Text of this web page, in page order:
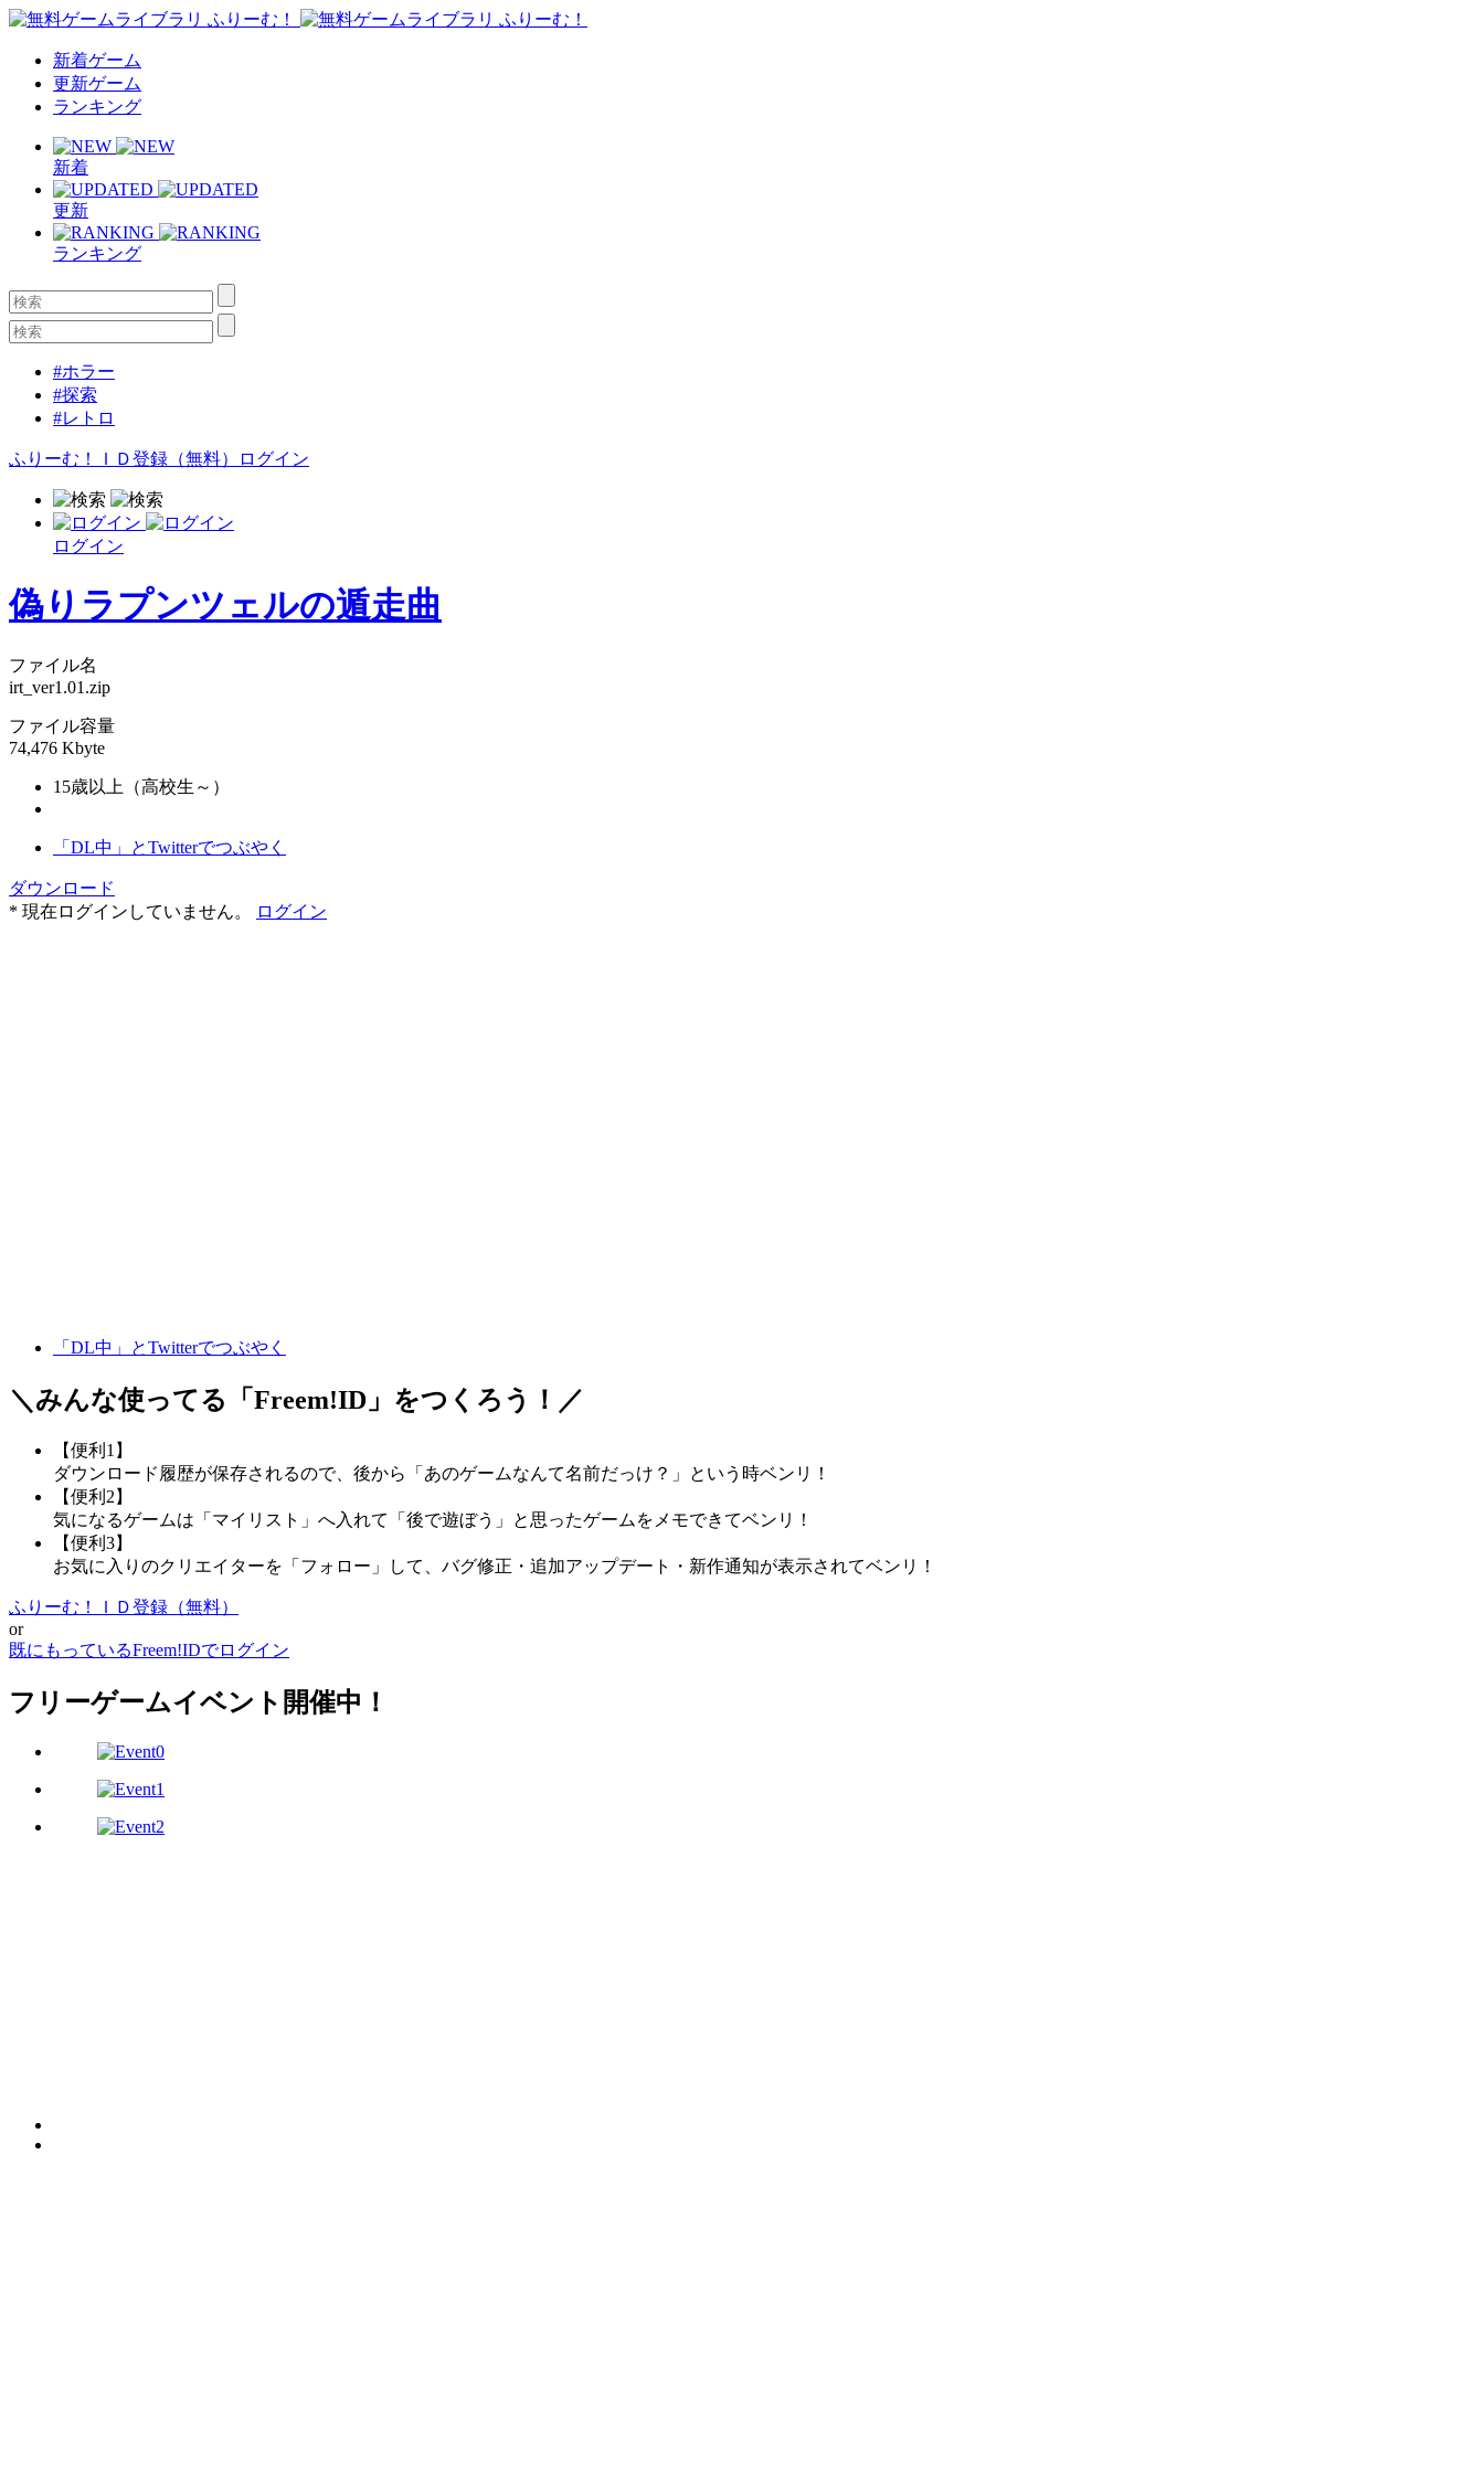
新着ゲーム
更新ゲーム
ランキング
新着
更新
ランキング
#ホラー
#探索
#レトロ
ふりーむ！ＩＤ登録（無料） ログイン
ログイン
偽りラプンツェルの遁走曲
ファイル名
irt_ver1.01.zip
ファイル容量
74,476 Kbyte
15歳以上（高校生～）
「DL中」とTwitterでつぶやく
ダウンロード
* 現在ログインしていません。
ログイン
「DL中」とTwitterでつぶやく
＼みんな使ってる「 Freem!ID 」をつくろう！／
【便利1】
ダウンロード履歴が保存されるので、後から「あのゲームなんて名前だっけ？」という時ベンリ！
【便利2】
気になるゲームは「マイリスト」へ入れて「後で遊ぼう」と思ったゲームをメモできてベンリ！
【便利3】
お気に入りのクリエイターを「フォロー」して、バグ修正・追加アップデート・新作通知が表示されてベンリ！
ふりーむ！ＩＤ登録（無料）
or
既にもっているFreem!IDでログイン
フリーゲームイベント開催中！